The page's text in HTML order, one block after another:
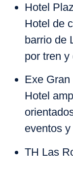
Hotel
Hotel de
barrio de
por tren y
Exe
Hotel
eventos
TH Las